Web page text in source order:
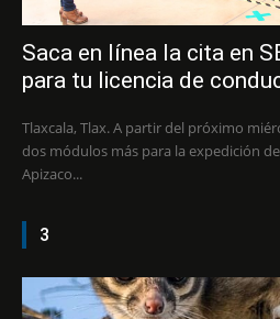
Saca en línea la cita en
para tu licencia de
Tlaxcala, Tlax. A partir del próximo
dos módulos más para la expedición
Apizaco...
3